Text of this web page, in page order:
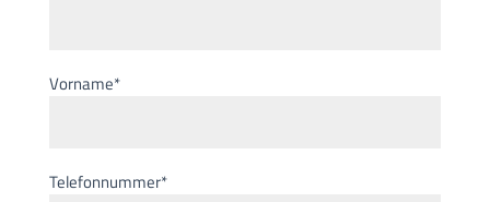
Vorname*
Telefonnummer*